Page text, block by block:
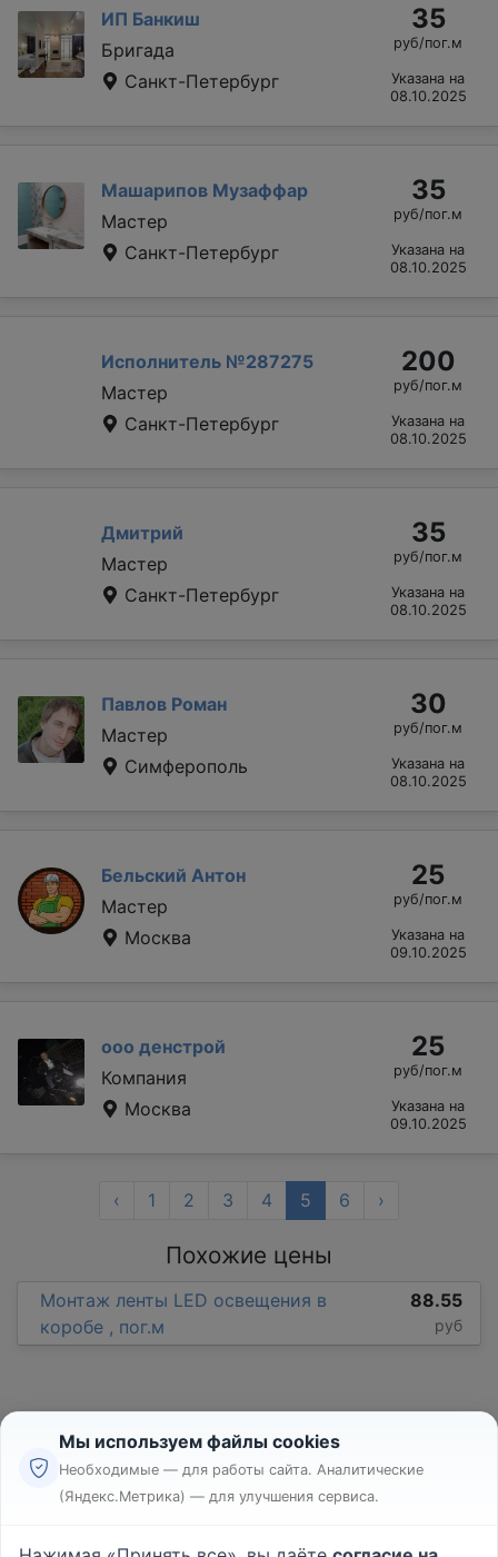
ИП Банкиш
Бригада
Санкт-Петербург
35
руб/пог.м
Указана на
08.10.2025
Машарипов Музаффар
Мастер
Санкт-Петербург
35
руб/пог.м
Указана на
08.10.2025
Исполнитель №287275
Мастер
Санкт-Петербург
200
руб/пог.м
Указана на
08.10.2025
Дмитрий
Мастер
Санкт-Петербург
35
руб/пог.м
Указана на
08.10.2025
Павлов Роман
Мастер
Симферополь
30
руб/пог.м
Указана на
08.10.2025
Бельский Антон
Мастер
Москва
25
руб/пог.м
Указана на
09.10.2025
ооо денстрой
Компания
Москва
25
руб/пог.м
Указана на
09.10.2025
‹ 1 2 3 4 5 6 ›
Похожие цены
Монтаж ленты LED освещения в
коробе , пог.м
88.55
руб
Реклама
Мы используем файлы cookies
Необходимые — для работы сайта. Аналитические
(Яндекс.Метрика) — для улучшения сервиса.